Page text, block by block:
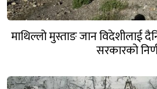
माथिल्लो मुस्ताङ जान विदेशीलाई
सरकारको